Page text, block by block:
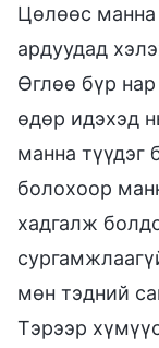
Цөлөөс манна
ардуудад
Өглөө бүр
өдөр идэхэд
манна түүдэг
болохоор
хадгалж
мөн тэдний
Тэрээр